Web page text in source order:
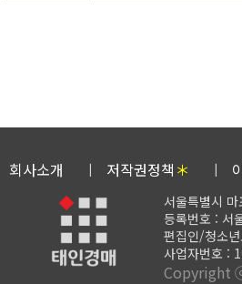
회사소개 저작권정책 ＊
서울특별시
등록번호 : 서
편집인/청소
사업자번호 :
Copyright